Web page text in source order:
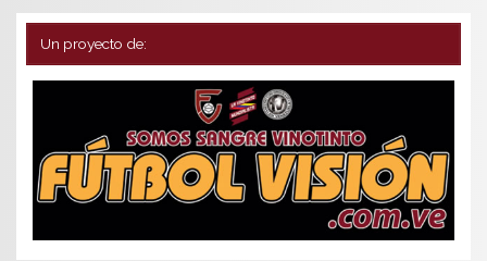
Un proyecto de: